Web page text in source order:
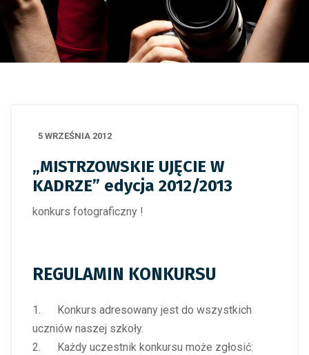
5 WRZEŚNIA 2012
„MISTRZOWSKIE UJĘCIE W
KADRZE” edycja 2012/2013
konkurs fotograficzny !
REGULAMIN KONKURSU
1. Konkurs adresowany jest do wszystkich
uczniów naszej szkoły.
2. Każdy uczestnik konkursu może zgłosić: